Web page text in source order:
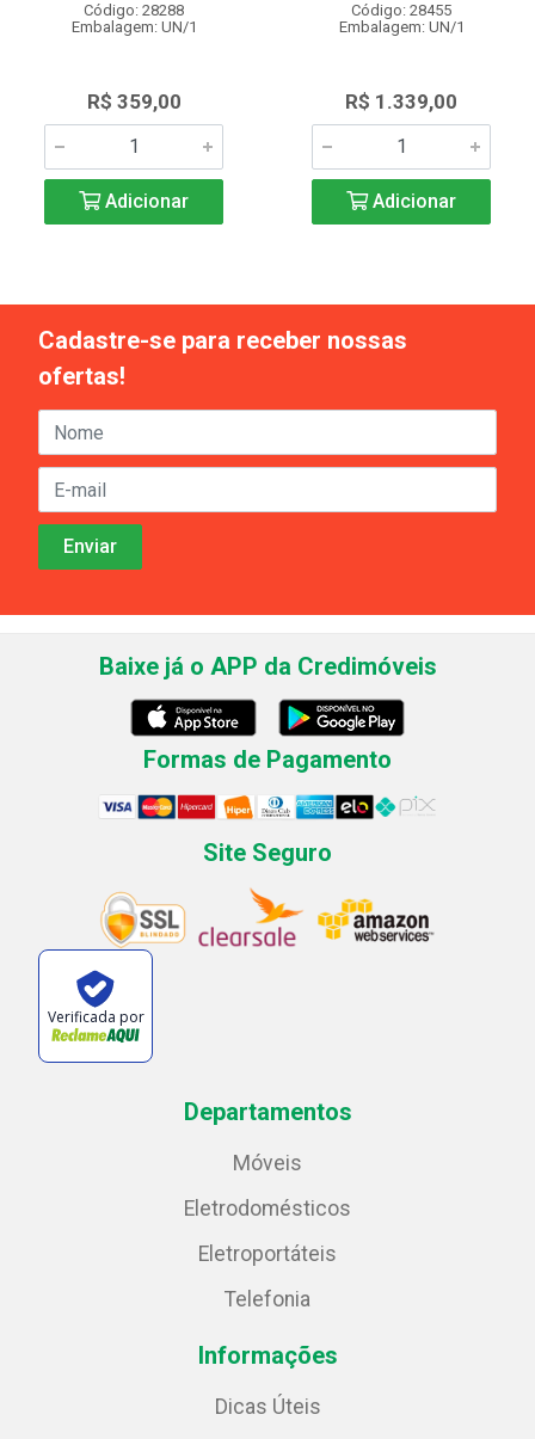
Código: 28288
Embalagem: UN/1
R$ 359,00
Adicionar
Código: 28455
Embalagem: UN/1
R$ 1.339,00
Adicionar
Cadastre-se para receber nossas
ofertas!
Baixe já o APP da Credimóveis
Formas de Pagamento
Site Seguro
Verificada por
Departamentos
Móveis
Eletrodomésticos
Eletroportáteis
Telefonia
Informações
Dicas Úteis